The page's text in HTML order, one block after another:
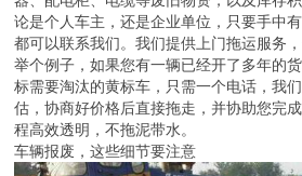
论是个人车主，还是企业单位，只要手中
都可以联系我们。我们提供上门拖运服务
举个例子，如果您有一辆已经开了多年的
标需要淘汰的黄标车，只需一个电话，我
估，协商好价格后直接拖走，并协助您完
程高效透明，不拖泥带水。
车辆报废，这些细节要注意